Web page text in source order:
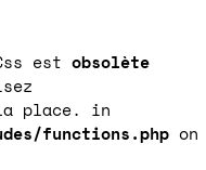
est obsolète
la place. in
functions.php on